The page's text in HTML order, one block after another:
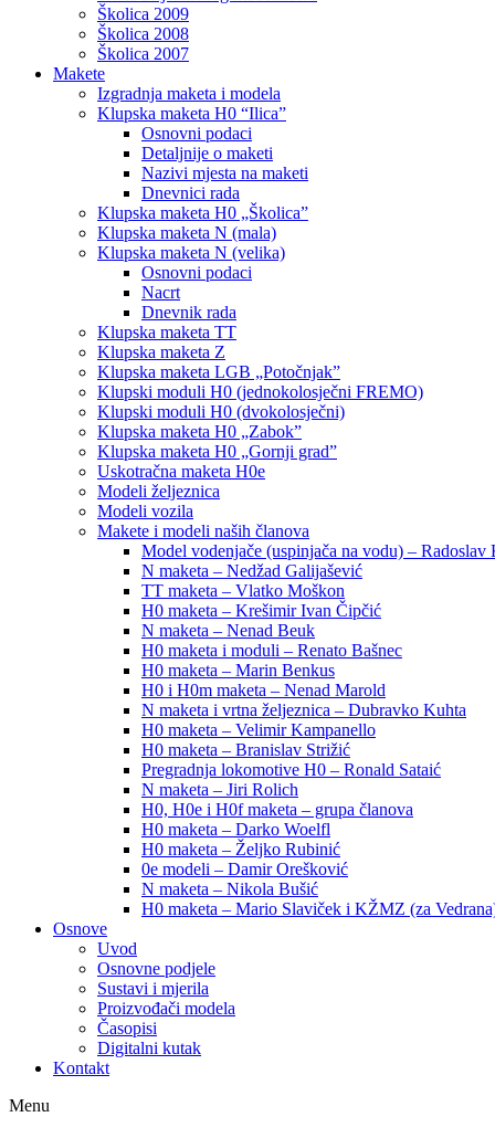
Školica 2009
Školica 2008
Školica 2007
Makete
Izgradnja maketa i modela
Klupska maketa H0 “Ilica”
Osnovni podaci
Detaljnije o maketi
Nazivi mjesta na maketi
Dnevnici rada
Klupska maketa H0 „Školica”
Klupska maketa N (mala)
Klupska maketa N (velika)
Osnovni podaci
Nacrt
Dnevnik rada
Klupska maketa TT
Klupska maketa Z
Klupska maketa LGB „Potočnjak”
Klupski moduli H0 (jednokolosječni FREMO)
Klupski moduli H0 (dvokolosječni)
Klupska maketa H0 „Zabok”
Klupska maketa H0 „Gornji grad”
Uskotračna maketa H0e
Modeli željeznica
Modeli vozila
Makete i modeli naših članova
Model vodenjače (uspinjača na vodu) – Radoslav
N maketa – Nedžad Galijašević
TT maketa – Vlatko Moškon
H0 maketa – Krešimir Ivan Čipčić
N maketa – Nenad Beuk
H0 maketa i moduli – Renato Bašnec
H0 maketa – Marin Benkus
H0 i H0m maketa – Nenad Marold
N maketa i vrtna željeznica – Dubravko Kuhta
H0 maketa – Velimir Kampanello
H0 maketa – Branislav Strižić
Pregradnja lokomotive H0 – Ronald Sataić
N maketa – Jiri Rolich
H0, H0e i H0f maketa – grupa članova
H0 maketa – Darko Woelfl
H0 maketa – Željko Rubinić
0e modeli – Damir Orešković
N maketa – Nikola Bušić
H0 maketa – Mario Slaviček i KŽMZ (za
Osnove
Uvod
Osnovne podjele
Sustavi i mjerila
Proizvođači modela
Časopisi
Digitalni kutak
Kontakt
Menu